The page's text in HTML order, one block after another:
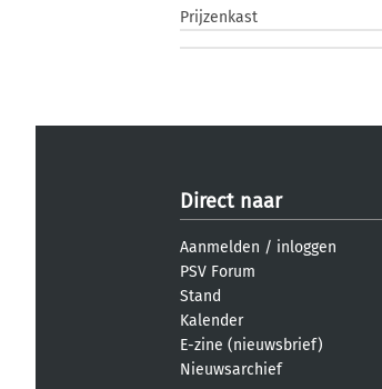
Prijzenkast
Direct naar
Aanmelden / inloggen
PSV Forum
Stand
Kalender
E-zine (nieuwsbrief)
Nieuwsarchief